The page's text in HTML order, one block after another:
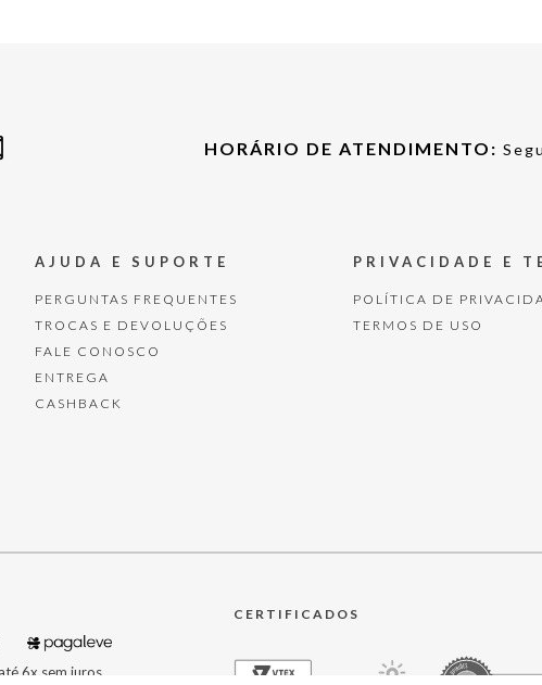
HORÁRIO DE ATENDIMENTO:
AJUDA E SUPORTE
PERGUNTAS FREQUENTES
TROCAS E DEVOLUÇÕES
FALE CONOSCO
ENTREGA
CASHBACK
PRIVACIDADE E
POLÍTICA DE
TERMOS DE USO
6x sem juros.
CERTIFICADOS